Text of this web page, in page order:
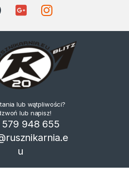
lub wątpliwości?
lub napisz!
948 655
u